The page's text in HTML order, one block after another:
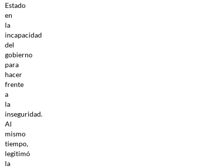
Estado
en
la
incapacidad
del
gobierno
para
hacer
frente
a
la
inseguridad.
Al
mismo
tiempo,
legitimó
la